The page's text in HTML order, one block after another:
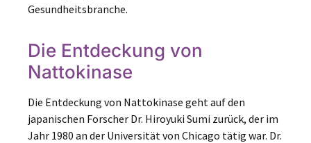
Gesundheitsbranche.
Die Entdeckung von
Nattokinase
Die Entdeckung von Nattokinase geht auf den
japanischen Forscher Dr. Hiroyuki Sumi zurück, der im
Jahr 1980 an der Universität von Chicago tätig war. Dr.